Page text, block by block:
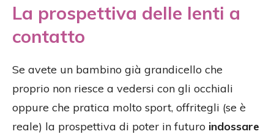
La prospettiva delle lenti a
contatto
Se avete un bambino già grandicello che
proprio non riesce a vedersi con gli occhiali
oppure che pratica molto sport, offritegli (se è
reale) la prospettiva di poter in futuro indossare